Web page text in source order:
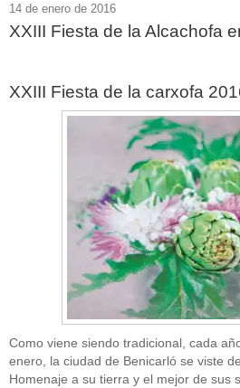
14 de enero de 2016
XXIII Fiesta de la Alcachofa
XXIII Fiesta de la carxofa
Como viene siendo tradicional, cada
enero, la ciudad de Benicarló se viste
Homenaje a su tierra y el mejor de sus